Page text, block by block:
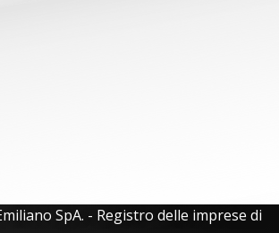
SpA. - Registro delle imprese di